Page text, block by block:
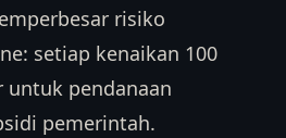
risiko
setiap kenaikan 100
untuk pendanaan
pemerintah.